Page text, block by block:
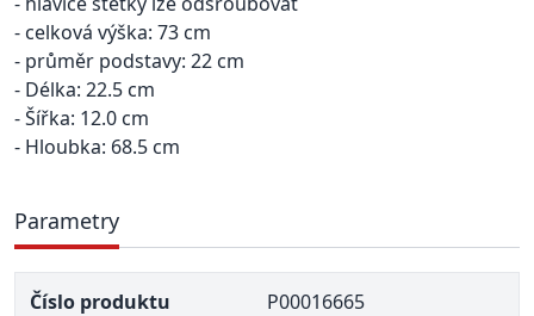
- celková výška: 73 cm
- průměr podstavy: 22 cm
- Délka: 22.5 cm
- Šířka: 12.0 cm
- Hloubka: 68.5 cm
Parametry
Číslo produktu P00016665